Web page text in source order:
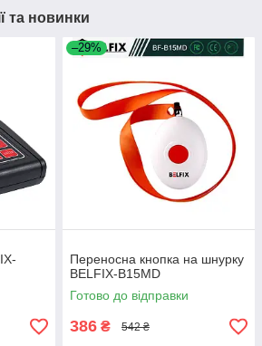
та новинки
–29%
Переносна кнопка на шнурку
BELFIX-B15MD
Готово до відправки
386 ₴ 542 ₴